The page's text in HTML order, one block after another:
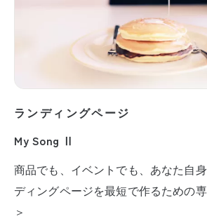
ランディングページ
My Song Ⅱ
商品でも、イベントでも、あなた自
ディングページを最短で作るための専
＞